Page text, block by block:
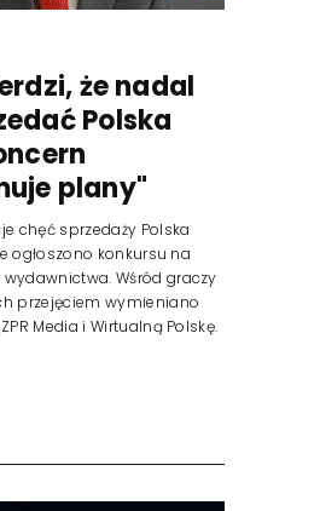
że nadal
Polska
plany"
chęć sprzedaży Polska
ogłoszono konkursu na
Wśród graczy
przejęciem wymieniano
Media i Wirtualną Polskę.